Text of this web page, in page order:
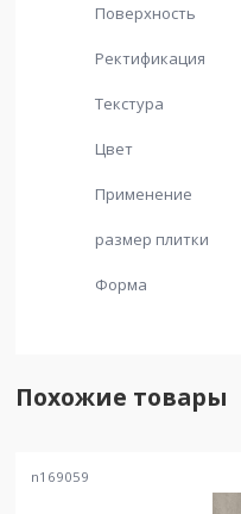
Поверхность
Ректификация
Текстура
Цвет
Применение
размер плитки
Форма
Похожие товары
n169059